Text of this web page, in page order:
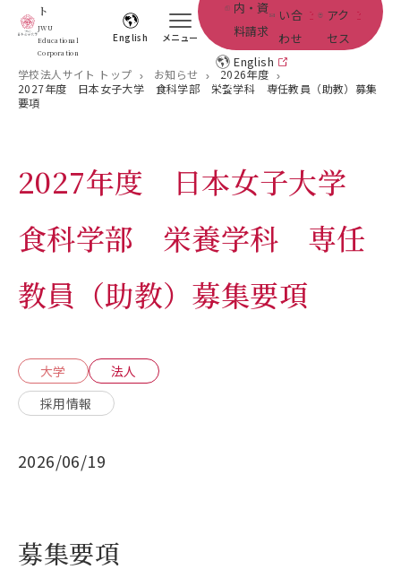
ト
JWU
Educational
Corporation
English メニュー
内・資
料請求
い合
わせ
アク
セス
English
学校法人サイト トップ お知らせ
2026年度
2027年度 日本女子大学 食科学部 栄養学科 専任教員（助教）募集
要項
2027年度 日本女子大学
食科学部 栄養学科 専任
教員（助教）募集要項
大学
法人
採用情報
2026/06/19
募集要項